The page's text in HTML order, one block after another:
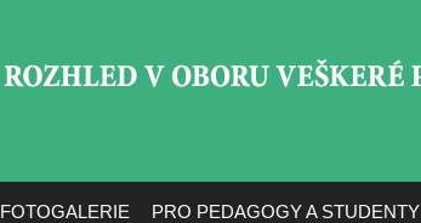
FOTOGALERIE PRO PEDAGOGY A STUDENTY